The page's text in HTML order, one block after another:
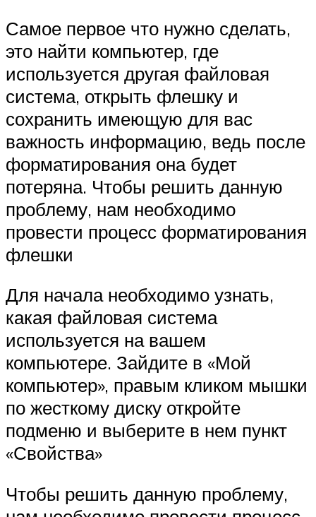
Самое первое что нужно сделать,
это найти компьютер, где
используется другая файловая
система, открыть флешку и
сохранить имеющую для вас
важность информацию, ведь после
форматирования она будет
потеряна. Чтобы решить данную
проблему, нам необходимо
провести процесс форматирования
флешки
Для начала необходимо узнать,
какая файловая система
используется на вашем
компьютере. Зайдите в «Мой
компьютер», правым кликом мышки
по жесткому диску откройте
подменю и выберите в нем пункт
«Свойства»
Чтобы решить данную проблему,